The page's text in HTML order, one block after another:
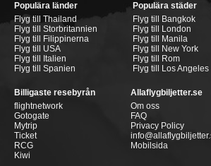
Populära länder
Flyg till Thailand
Flyg till Storbritannien
Flyg till Filippinerna
Flyg till USA
Flyg till Italien
Flyg till Spanien
Populära städer
Flyg till Bangkok
Flyg till London
Flyg till Manila
Flyg till New York
Flyg till Rom
Flyg till Los Angeles
Billigaste resebyrån
flightnetwork
Gotogate
Mytrip
Ticket
RCG
Kiwi
Allaflygbiljetter.se
Om oss
FAQ
Privacy Policy
Mobilsida